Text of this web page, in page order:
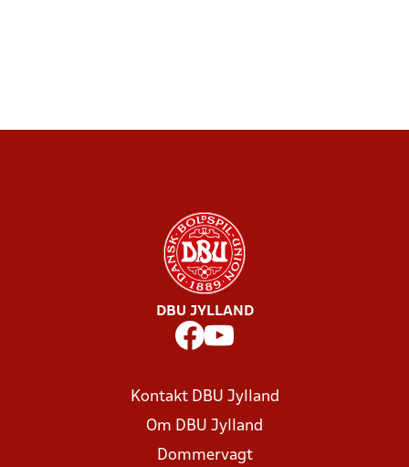
DBU JYLLAND
Kontakt DBU Jylland
Om DBU Jylland
Dommervagt